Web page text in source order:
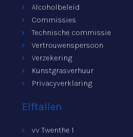
Alcoholbeleid
Commissies
Technische commissie
Vertrouwenspersoon
Verzekering
Kunstgrasverhuur
Privacyverklaring
Elftallen
vv Twenthe 1